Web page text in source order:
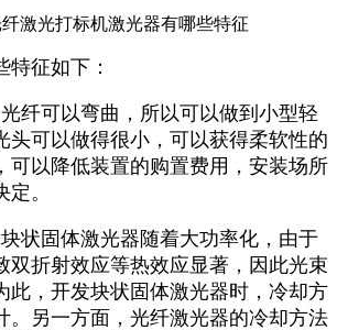
纤激光打标机激光器有哪些特征
征如下：
纤可以弯曲，所以可以做到小型轻
头可以做得很小，可以获得柔软性的
可以降低装置的购置费用，安装场所
。
状固体激光器随着大功率化，由于
双折射效应等热效应显著，因此光束
此，开发块状固体激光器时，冷却方
。另一方面，光纤激光器的冷却方法